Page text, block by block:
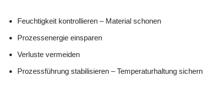
Feuchtigkeit kontrollieren – Material schonen
Prozessenergie einsparen
Verluste vermeiden
Prozessführung stabilisieren – Temperaturhaltung sichern